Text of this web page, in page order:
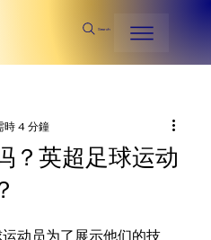
Search
？英超足球运动
時 4 分鐘
动员为了展示他们的技